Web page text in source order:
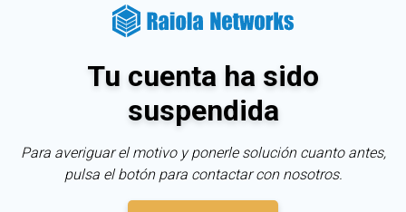
Tu cuenta ha sido
suspendida
Para averiguar el motivo y ponerle solución cuanto antes,
pulsa el botón para contactar con nosotros.